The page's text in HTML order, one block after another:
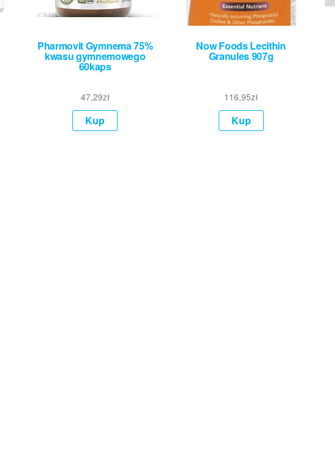
Pharmovit Gymnema 75%
kwasu gymnemowego
60kaps
47,29zł
Kup
Now Foods Lecithin
Granules 907g
116,95zł
Kup